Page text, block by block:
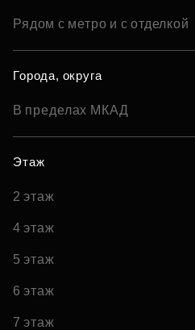
Рядом с метро и с отделкой
Города, округа
В пределах МКАД
Этаж
2 этаж
4 этаж
5 этаж
6 этаж
7 этаж